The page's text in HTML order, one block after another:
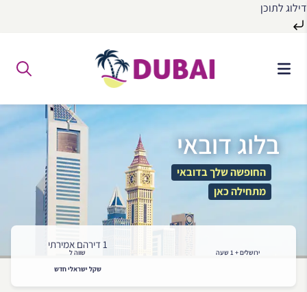
דילוג לתוכן
התוכן
בלוג דובאי
החופשה שלך בדובאי
מתחילה כאן
ירושלים + 1 שעה
1 דירהם אמירתי
שווה ל
שקל ישראלי חדש